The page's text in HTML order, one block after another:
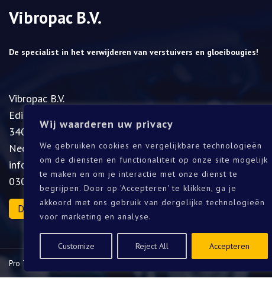
Wij waarderen uw privacy
We gebruiken cookies en vergelijkbare technologieën
om de diensten en functionaliteit op onze site mogelijk
te maken en om je interactie met onze dienst te
begrijpen. Door op 'Accepteren' te klikken, ga je
akkoord met ons gebruik van dergelijke technologieën
voor marketing en analyse.
Customize Reject All Accepteren
Vibropac B.V.
De specialist in het verwijderen van verstuivers en gloeibougies!
Vibropac B.V.
​Edisonweg 11A
3404LA IJsselstein
Nederland
info@vibropac.nl
030-2000277
Download onze catalogus
Pro Template B.V. © 2021